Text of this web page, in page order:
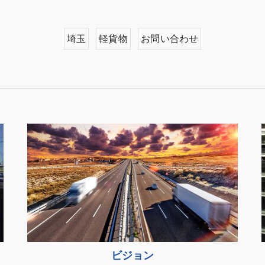
埼玉 軽貨物 お問い合わせ
ビジョン